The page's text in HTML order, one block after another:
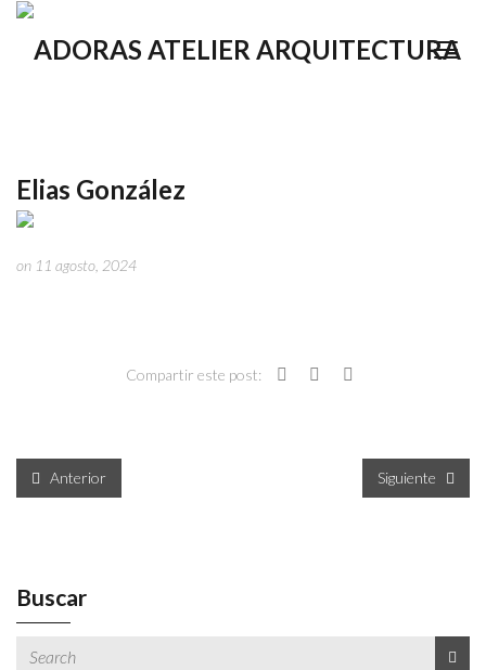
Elias González
on 11 agosto, 2024
Compartir este post:
Anterior Siguiente
Buscar